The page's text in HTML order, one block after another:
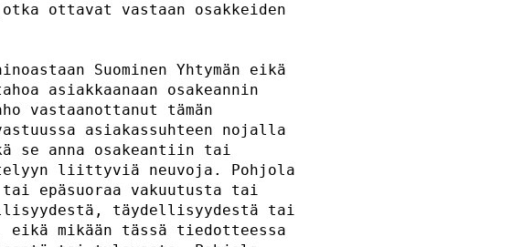
ottavat vastaan osakkeiden
Suominen Yhtymän eikä
tahoa asiakkaanaan osakeannin
taho vastaanottanut tämän
asiakassuhteen nojalla
eikä se anna osakeantiin tai
liittyviä neuvoja. Pohjola
tai epäsuoraa vakuutusta tai
täydellisyydestä tai
eikä mikään tässä tiedotteessa